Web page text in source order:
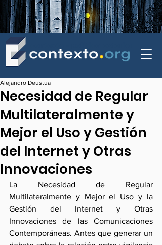
Necesidad de Regular
Multilateralmente y
Mejor el Uso y Gestión
del Internet y Otras
Innovaciones
Alejandro Deustua
La Necesidad de Regular
Multilateralmente y Mejor el Uso y la
Gestión del Internet y Otras
Innovaciones de las Comunicaciones
Contemporáneas. Antes que generar un